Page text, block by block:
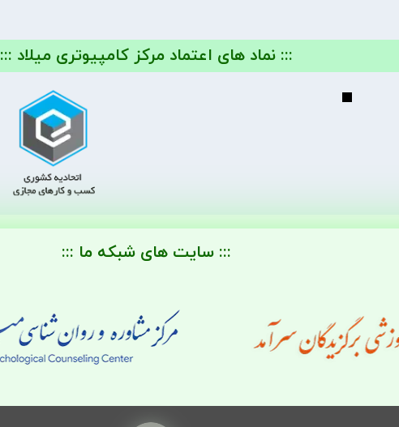
::: نماد های اعتماد مرکز کامپیوتری میلاد :::
::: سایت های شبکه ما :::